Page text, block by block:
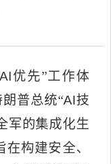
AI优先”工作体
普总统“AI技
军的集成化生
在构建安全、